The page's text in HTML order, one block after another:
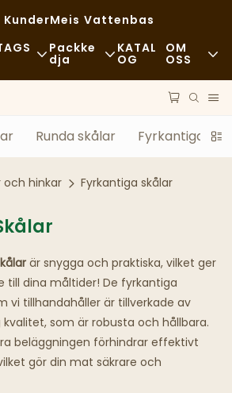
KunderMeis Vattenbas
Packke
Dja
Transport
KATAL
OG
OM
OSS
Nyheter
Hållbarhet
Runda skålar Fyrkantiga
och hinkar Fyrkantiga skålar
är snygga och praktiska, vilket ger
till dina måltider! De fyrkantiga
vi tillhandahåller är tillverkade av
som är robusta och hållbara.
beläggningen förhindrar effektivt
gör din mat säkrare och